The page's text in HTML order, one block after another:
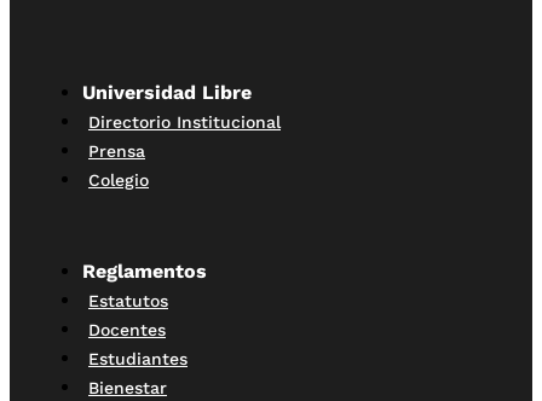
Universidad Libre
Directorio Institucional
Prensa
Colegio
Reglamentos
Estatutos
Docentes
Estudiantes
Bienestar